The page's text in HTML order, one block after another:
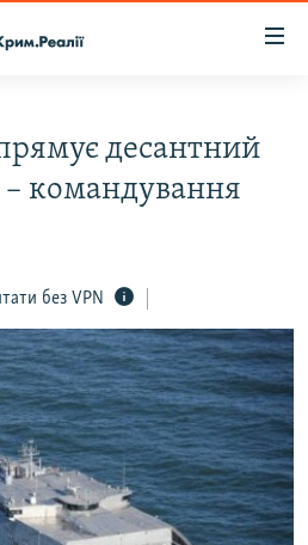
десантний
командування
без VPN